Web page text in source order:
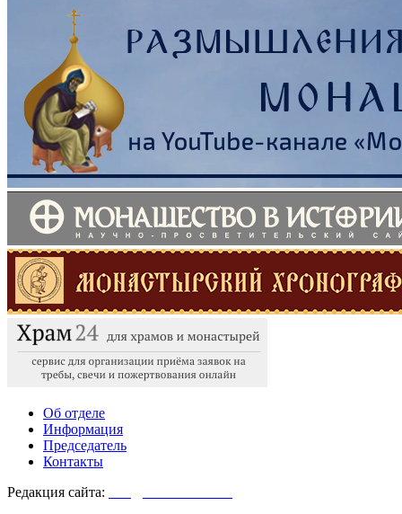
Об отделе
Информация
Председатель
Контакты
Редакция сайта: